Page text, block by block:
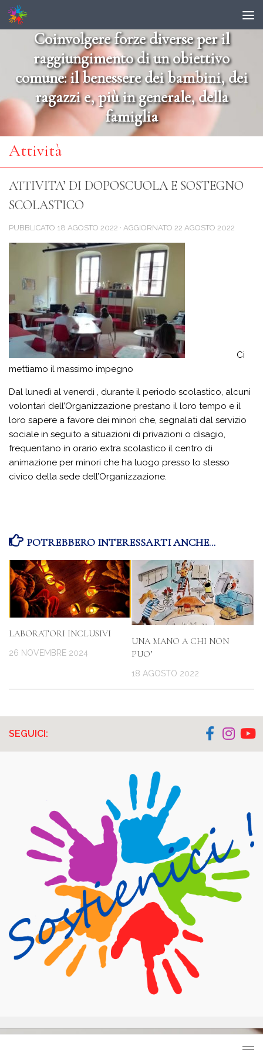
Salta al contenuto
Coinvolgere forze diverse per il
raggiungimento di un obiettivo
comune: il benessere dei bambini, dei
ragazzi e, più in generale, della
famiglia
Attività
ATTIVITA’ DI DOPOSCUOLA E SOSTEGNO
SCOLASTICO
PUBBLICATO 18 AGOSTO 2022 · AGGIORNATO 22 AGOSTO 2022
Ci
mettiamo il massimo impegno
Dal lunedì al venerdì , durante il periodo scolastico, alcuni
volontari dell’Organizzazione prestano il loro tempo e il
loro sapere a favore dei minori che, segnalati dal servizio
sociale in seguito a situazioni di privazioni o disagio,
frequentano in orario extra scolastico il centro di
animazione per minori che ha luogo presso lo stesso
civico della sede dell’Organizzazione.
POTREBBERO INTERESSARTI ANCHE...
LABORATORI INCLUSIVI
26 NOVEMBRE 2024
UNA MANO A CHI NON
PUO’
18 AGOSTO 2022
SEGUICI: